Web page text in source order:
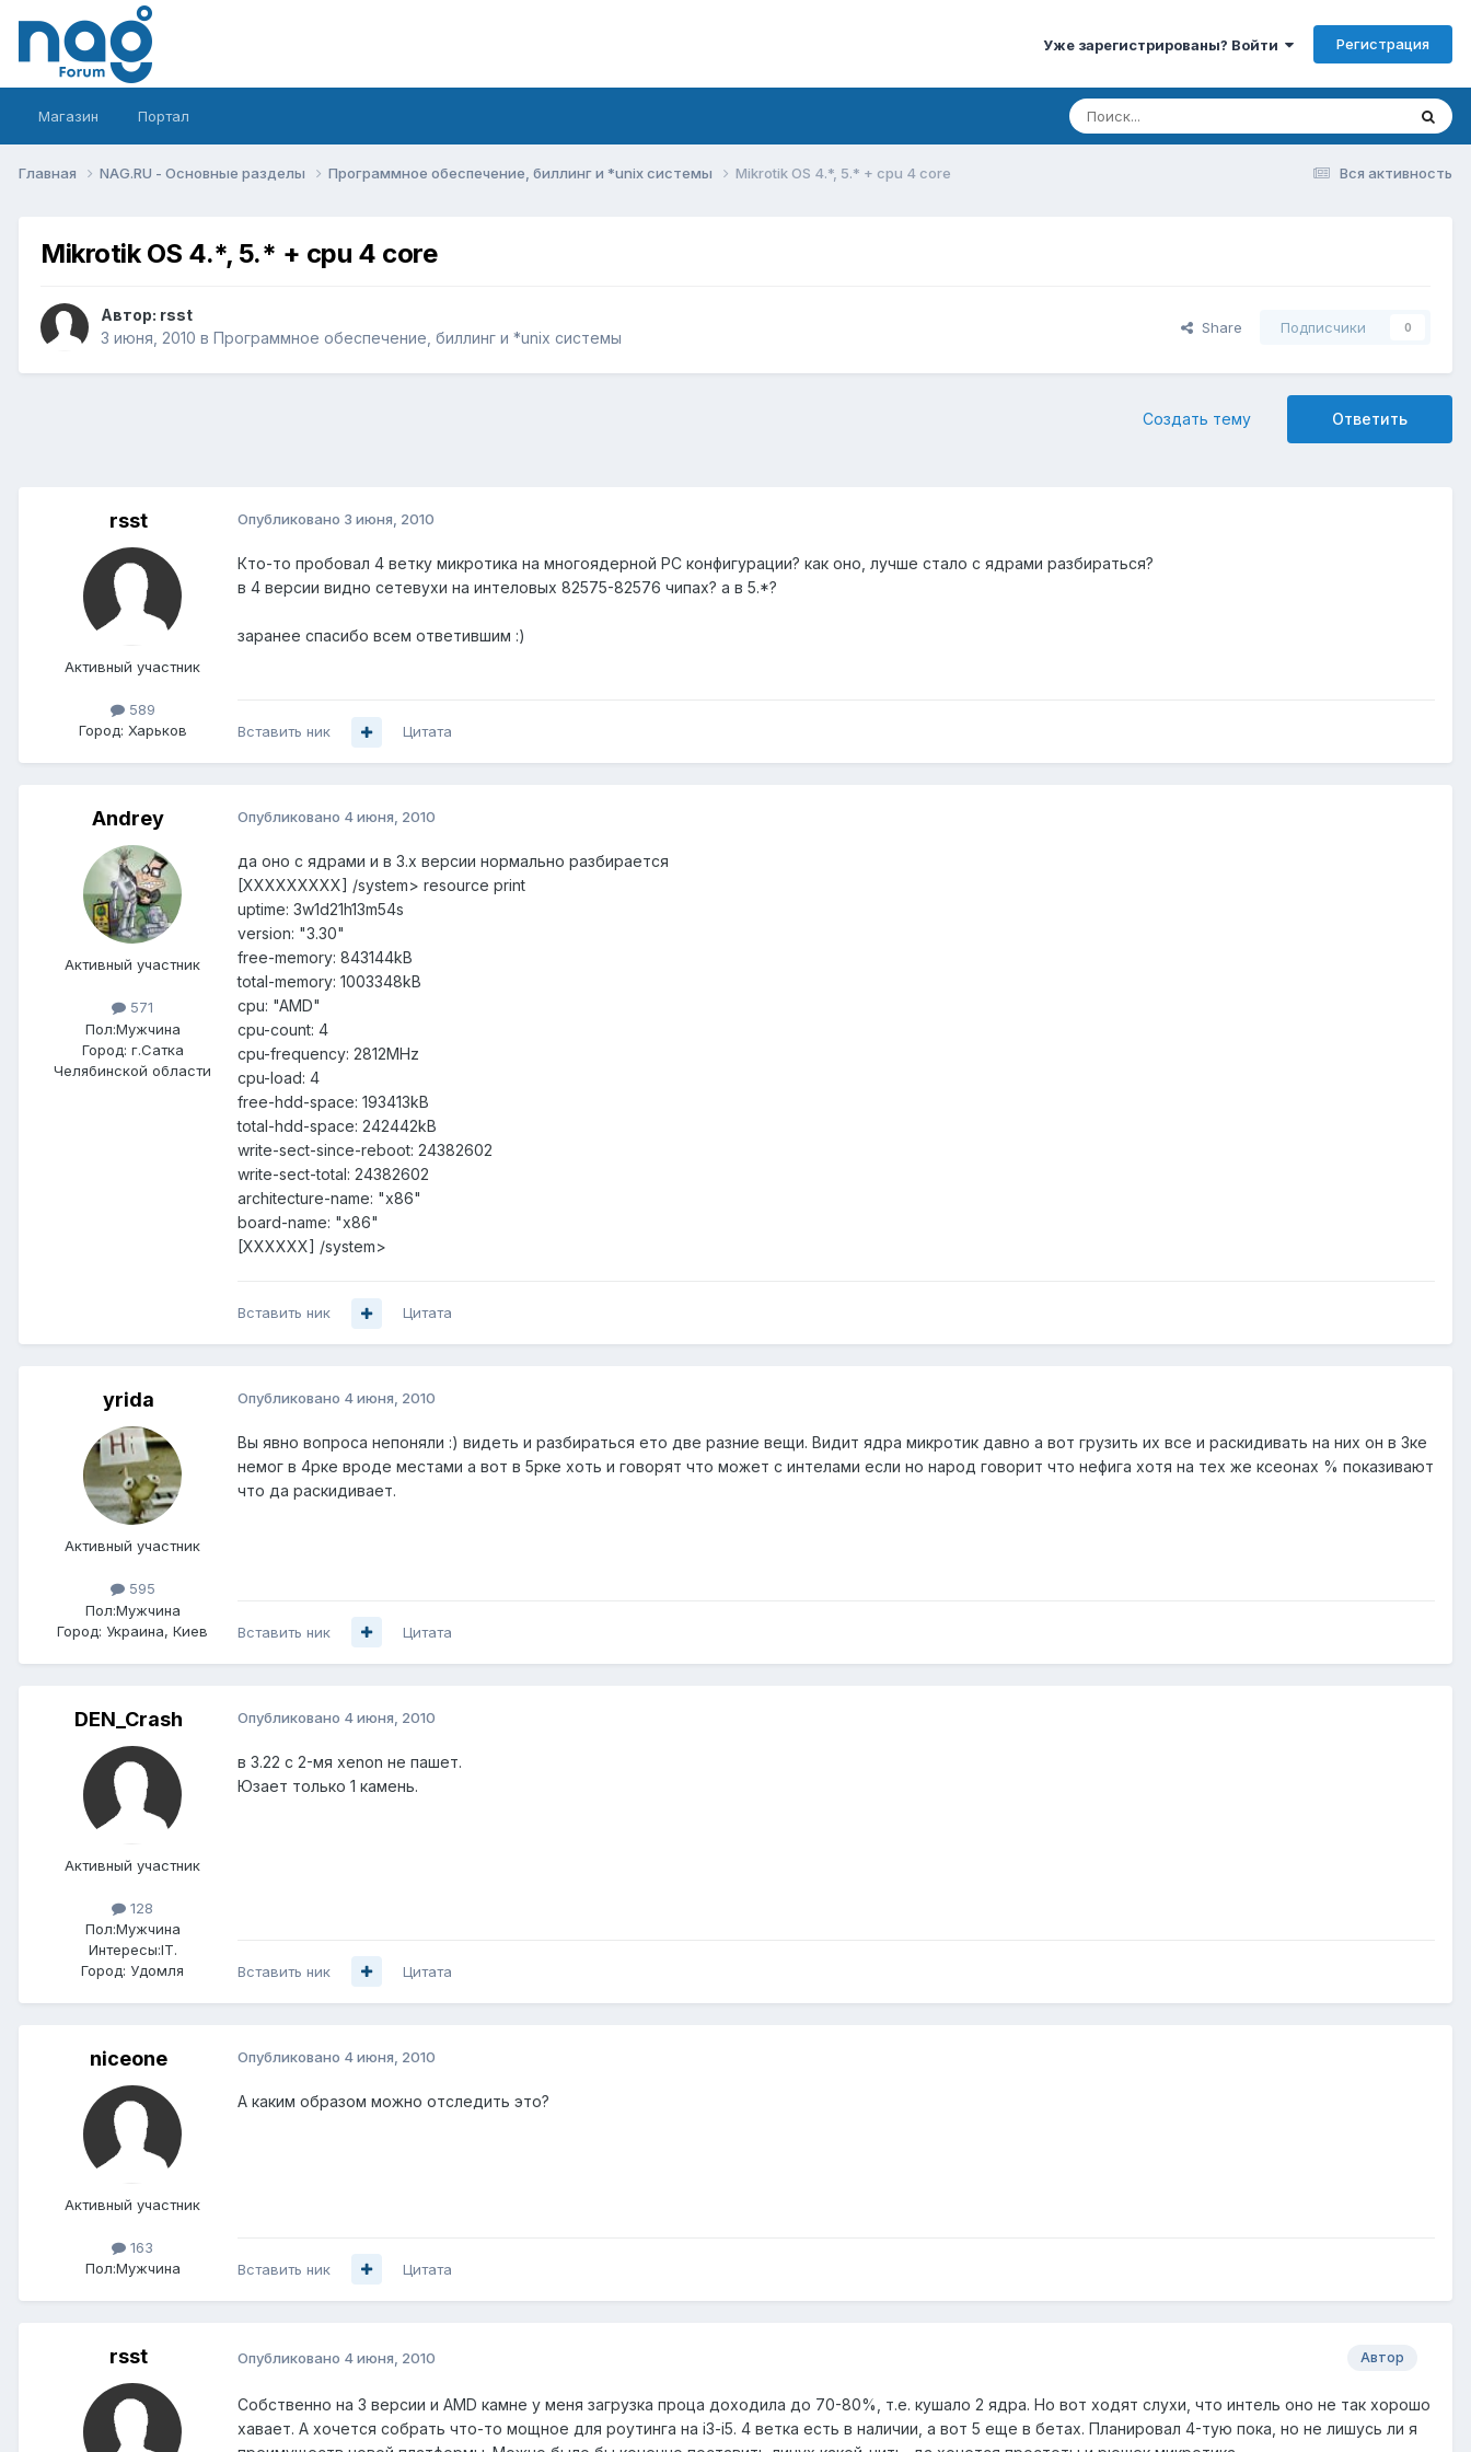
Уже зарегистрированы? Войти Регистрация
Магазин Портал
Вся активность
Главная NAG.RU - Основные разделы Программное обеспечение, биллинг и *unix системы Mikrotik OS 4.*, 5.* + cpu 4 core
Mikrotik OS 4.*, 5.* + cpu 4 core
Автор: rsst
3 июня, 2010 в Программное обеспечение, биллинг и *unix системы
Share Подписчики 0
Ответить
Создать тему
rsst
Активный участник
589
Город: Харьков
Опубликовано 3 июня, 2010
Кто-то пробовал 4 ветку микротика на многоядерной PC конфигурации? как оно, лучше стало с ядрами разбираться?
в 4 версии видно сетевухи на интеловых 82575-82576 чипах? а в 5.*?
заранее спасибо всем ответившим :)
Вставить ник Цитата
Andrey
Активный участник
571
Пол:Мужчина
Город: г.Сатка
Челябинской области
Опубликовано 4 июня, 2010
да оно с ядрами и в 3.х версии нормально разбирается
[XXXXXXXXX] /system> resource print
uptime: 3w1d21h13m54s
version: "3.30"
free-memory: 843144kB
total-memory: 1003348kB
cpu: "AMD"
cpu-count: 4
cpu-frequency: 2812MHz
cpu-load: 4
free-hdd-space: 193413kB
total-hdd-space: 242442kB
write-sect-since-reboot: 24382602
write-sect-total: 24382602
architecture-name: "x86"
board-name: "x86"
[XXXXXX] /system>
Вставить ник Цитата
yrida
Активный участник
595
Пол:Мужчина
Город: Украина, Киев
Опубликовано 4 июня, 2010
Вы явно вопроса непоняли :) видеть и разбираться ето две разние вещи. Видит ядра микротик давно а вот грузить их все и раскидивать на них он в 3ке
немог в 4рке вроде местами а вот в 5рке хоть и говорят что может с интелами если но народ говорит что нефига хотя на тех же ксеонах % показивают
что да раскидивает.
Вставить ник Цитата
DEN_Crash
Активный участник
128
Пол:Мужчина
Интересы:IT.
Город: Удомля
Опубликовано 4 июня, 2010
в 3.22 с 2-мя xenon не пашет.
Юзает только 1 камень.
Вставить ник Цитата
niceone
Активный участник
163
Пол:Мужчина
Опубликовано 4 июня, 2010
А каким образом можно отследить это?
Вставить ник Цитата
rsst Автор
Опубликовано 4 июня, 2010
Собственно на 3 версии и AMD камне у меня загрузка проца доходила до 70-80%, т.е. кушало 2 ядра. Но вот ходят слухи, что интель оно не так хорошо
хавает. А хочется собрать что-то мощное для роутинга на i3-i5. 4 ветка есть в наличии, а вот 5 еще в бетах. Планировал 4-тую пока, но не лишусь ли я